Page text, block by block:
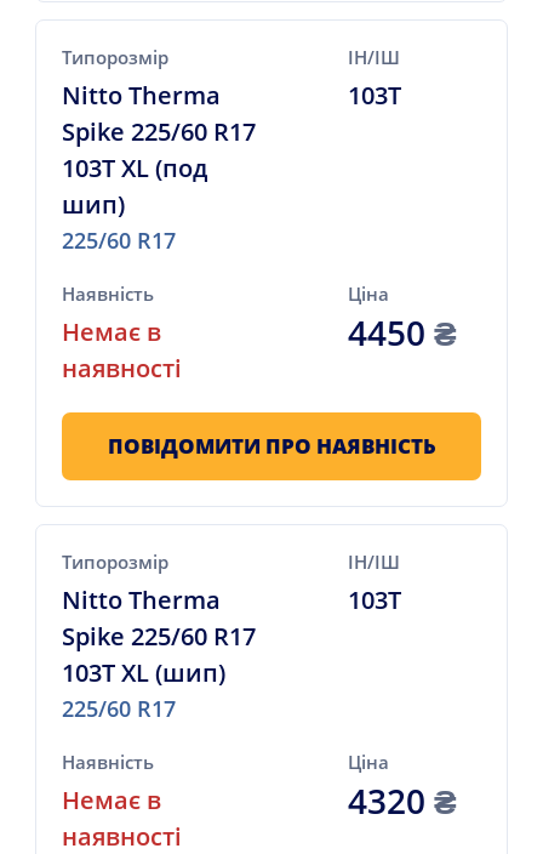
Типорозмір
Nitto Therma
Spike 225/60 R17
103T XL (под
шип)
225/60 R17
ІН/ІШ
103T
Наявність
Немає в
наявності
Ціна
4450₴
ПОВІДОМИТИ ПРО НАЯВНІСТЬ
Типорозмір
Nitto Therma
Spike 225/60 R17
103T XL (шип)
225/60 R17
ІН/ІШ
103T
Наявність
Немає в
наявності
Ціна
4320₴